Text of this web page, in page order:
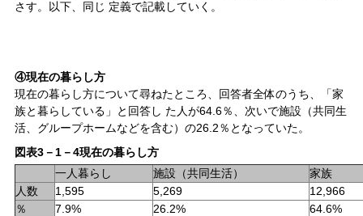
さす。以下、同じ 定義で記載していく。
④現在の暮らし方
現在の暮らし方について尋ねたところ、回答者全体のうち、「家
族と暮らしている」と回答し た人が64.6％、次いで施設（共同生
活、グループホームなどを含む）の26.2％となっていた。
図表3－1－4現在の暮らし方
一人暮らし
施設（共同生活）
家族
人数
1,595 5,269
12,966
％
7.9% 26.2%
64.6%